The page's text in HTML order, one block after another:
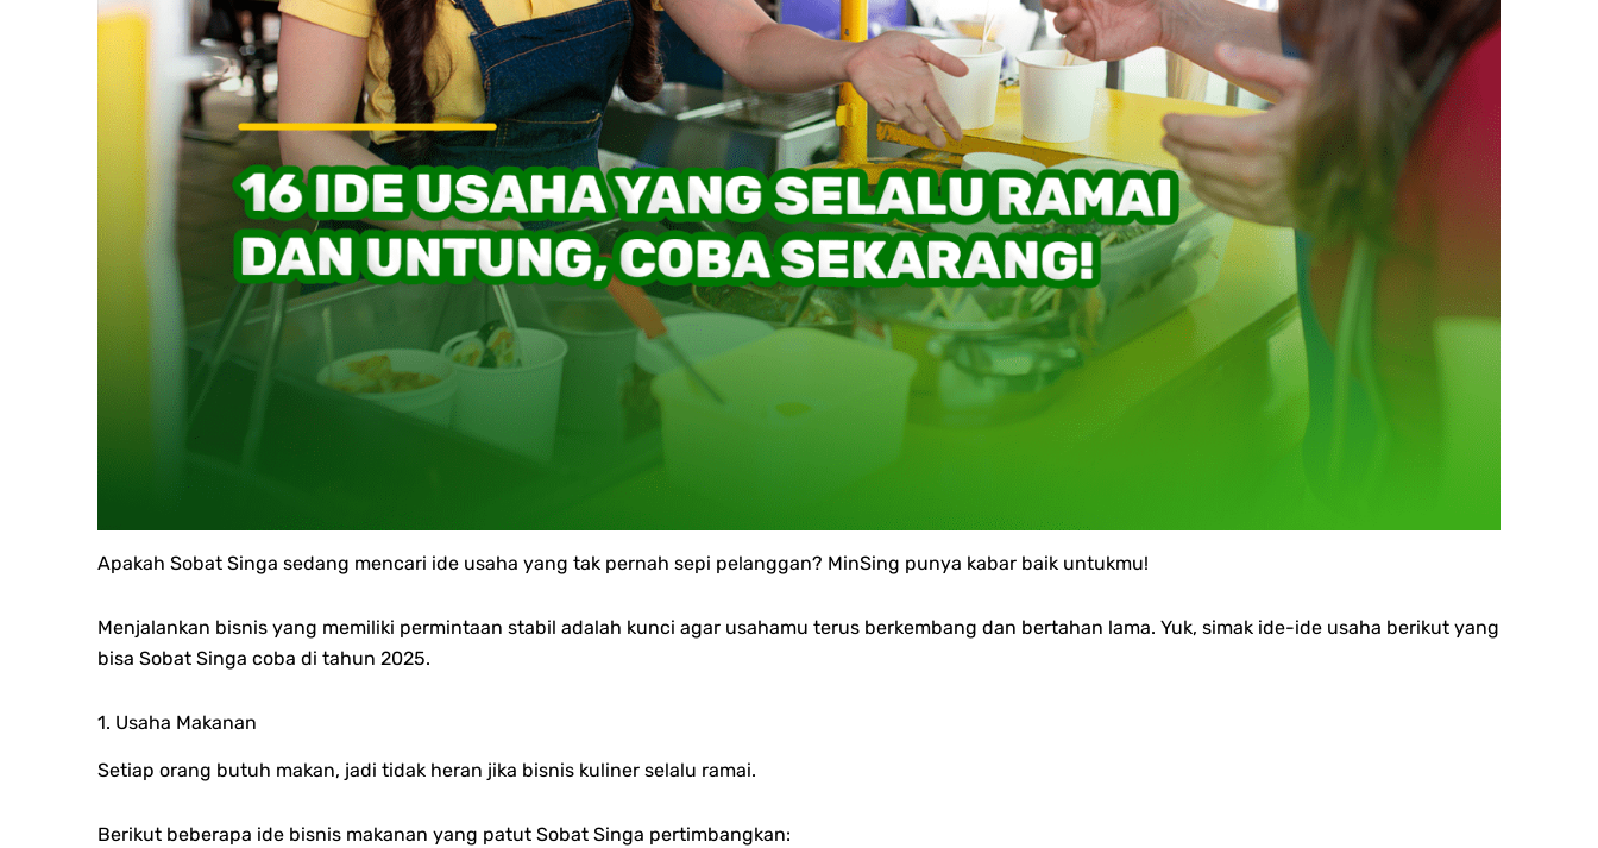
Apakah Sobat Singa sedang mencari ide usaha yang tak pernah sepi pelanggan? MinSing punya kabar baik untukmu!
Menjalankan bisnis yang memiliki permintaan stabil adalah kunci agar usahamu terus berkembang dan bertahan lama. Yuk, simak ide-ide usaha berikut yang
bisa Sobat Singa coba di tahun 2025.
1. Usaha Makanan
Setiap orang butuh makan, jadi tidak heran jika bisnis kuliner selalu ramai.
Berikut beberapa ide bisnis makanan yang patut Sobat Singa pertimbangkan: